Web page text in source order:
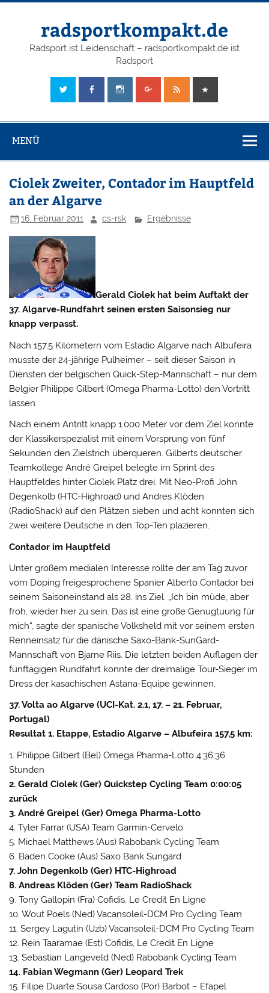
radsportkompakt.de
Radsport ist Leidenschaft – radsportkompakt.de ist
Radsport
MENÜ
Ciolek Zweiter, Contador im Hauptfeld
an der Algarve
16. Februar 2011 cs-rsk Ergebnisse
Gerald Ciolek hat beim Auftakt der
37. Algarve-Rundfahrt seinen ersten Saisonsieg nur
knapp verpasst.
Nach 157,5 Kilometern vom Estadio Algarve nach Albufeira
musste der 24-jährige Pulheimer – seit dieser Saison in
Diensten der belgischen Quick-Step-Mannschaft – nur dem
Belgier Philippe Gilbert (Omega Pharma-Lotto) den Vortritt
lassen.
Nach einem Antritt knapp 1.000 Meter vor dem Ziel konnte
der Klassikerspezialist mit einem Vorsprung von fünf
Sekunden den Zielstrich überqueren. Gilberts deutscher
Teamkollege André Greipel belegte im Sprint des
Hauptfeldes hinter Ciolek Platz drei. Mit Neo-Profi John
Degenkolb (HTC-Highroad) und Andres Klöden
(RadioShack) auf den Plätzen sieben und acht konnten sich
zwei weitere Deutsche in den Top-Ten plazieren.
Contador im Hauptfeld
Unter großem medialen Interesse rollte der am Tag zuvor
vom Doping freigesprochene Spanier Alberto Contador bei
seinem Saisoneinstand als 28. ins Ziel. „Ich bin müde, aber
froh, wieder hier zu sein. Das ist eine große Genugtuung für
mich“, sagte der spanische Volksheld mit vor seinem ersten
Renneinsatz für die dänische Saxo-Bank-SunGard-
Mannschaft von Bjarne Riis. Die letzten beiden Auflagen der
fünftägigen Rundfahrt konnte der dreimalige Tour-Sieger im
Dress der kasachischen Astana-Equipe gewinnen.
37. Volta ao Algarve (UCI-Kat. 2.1, 17. – 21. Februar,
Portugal)
Resultat 1. Etappe, Estadio Algarve – Albufeira 157,5 km:
1. Philippe Gilbert (Bel) Omega Pharma-Lotto 4:36:36
Stunden
2. Gerald Ciolek (Ger) Quickstep Cycling Team 0:00:05
zurück
3. André Greipel (Ger) Omega Pharma-Lotto
4. Tyler Farrar (USA) Team Garmin-Cervelo
5. Michael Matthews (Aus) Rabobank Cycling Team
6. Baden Cooke (Aus) Saxo Bank Sungard
7. John Degenkolb (Ger) HTC-Highroad
8. Andreas Klöden (Ger) Team RadioShack
9. Tony Gallopin (Fra) Cofidis, Le Credit En Ligne
10. Wout Poels (Ned) Vacansoleil-DCM Pro Cycling Team
11. Sergey Lagutin (Uzb) Vacansoleil-DCM Pro Cycling Team
12. Rein Taaramae (Est) Cofidis, Le Credit En Ligne
13. Sebastian Langeveld (Ned) Rabobank Cycling Team
14. Fabian Wegmann (Ger) Leopard Trek
15. Filipe Duarte Sousa Cardoso (Por) Barbot – Efapel